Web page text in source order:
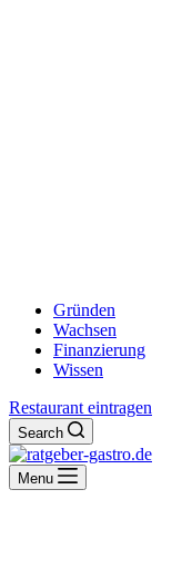
Gründen
Wachsen
Finanzierung
Wissen
Restaurant eintragen
Search
Menu